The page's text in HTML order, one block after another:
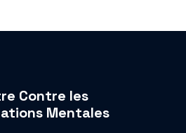
Contre les
Mentales